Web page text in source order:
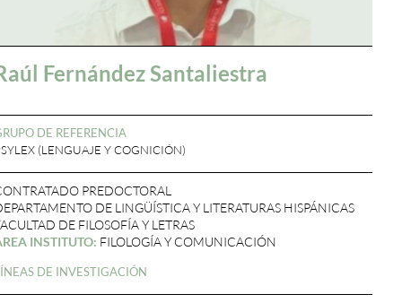
Fernández Santaliestra
DE REFERENCIA
(LENGUAJE Y COGNICIÓN)
PREDOCTORAL
DE LINGÜÍSTICA Y LITERATURAS HISPÁNICAS
DE FILOSOFÍA Y LETRAS
INSTITUTO: FILOLOGÍA Y COMUNICACIÓN
DE INVESTIGACIÓN